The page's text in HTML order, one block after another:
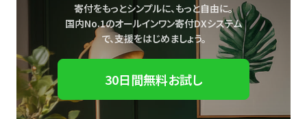
寄付をもっとシンプルに、もっと自由に。
国内No.1のオールインワン寄付DXシステム
で、支援をはじめましょう。
30日間無料お試し